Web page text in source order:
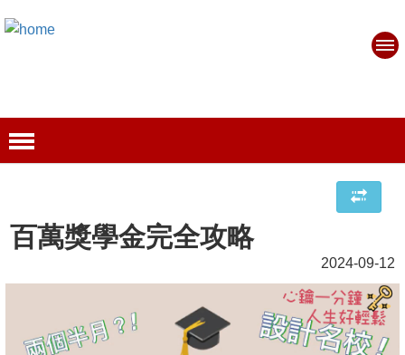
百萬獎學金完全攻略
2024-09-12